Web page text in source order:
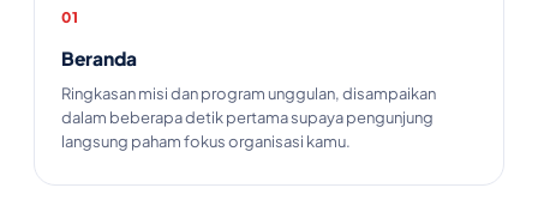
01
Beranda
Ringkasan misi dan program unggulan, disampaikan
dalam beberapa detik pertama supaya pengunjung
langsung paham fokus organisasi kamu.